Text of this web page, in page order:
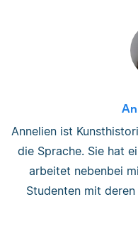
Annelien ist
die Sprache. Sie hat
arbeitet nebenbei
Studenten mit